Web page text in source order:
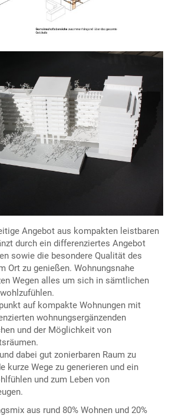
Angebot aus kompakten leistbaren
durch ein differenziertes Angebot
sowie die besondere Qualität des
Ort zu genießen. Wohnungsnahe
Wegen alles um sich in sämtlichen
auf kompakte Wohnungen mit
wohnungsergänzenden
und der Möglichkeit von
dabei gut zonierbaren Raum zu
kurze Wege zu generieren und ein
und zum Leben von
aus rund 80% Wohnen und 20%